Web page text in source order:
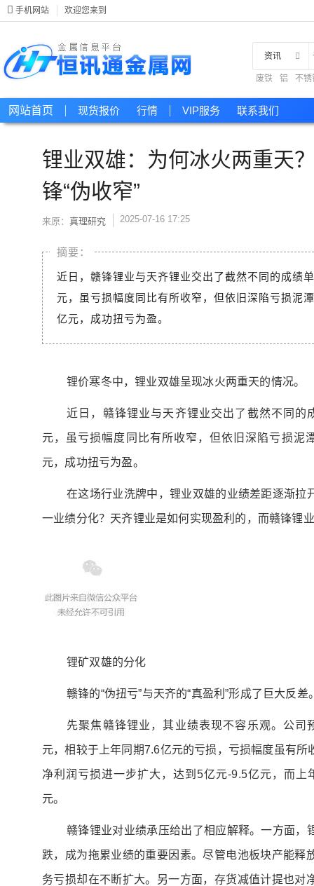
手机网站 欢迎您来到
资讯
现货
废铁 铝 不锈
网站首页 现货报价 行情 VIP服务 联系我们
锂业双雄：为何冰火两重天
锋“伪收窄”
来原： 真理研究 2025-07-16 17:25
近日，赣锋锂业与天齐锂业交出了截然不同的成绩
元，虽亏损幅度同比有所收窄，但依旧深陷亏损泥
亿元，成功扭亏为盈。
锂价寒冬中，锂业双雄呈现冰火两重天的情况。
近日，赣锋锂业与天齐锂业交出了截然不同的
元，虽亏损幅度同比有所收窄，但依旧深陷亏损泥
元，成功扭亏为盈。
在这场行业洗牌中，锂业双雄的业绩差距逐渐拉
一业绩分化？天齐锂业是如何实现盈利的，而赣锋锂
锂矿双雄的分化
赣锋的“伪扭亏”与天齐的“真盈利”形成了巨大反差
先聚焦赣锋锂业，其业绩表现不容乐观。公司
元，相较于上年同期7.6亿元的亏损，亏损幅度虽有
净利润亏损进一步扩大，达到5亿元-9.5亿元，而上
元。
赣锋锂业对业绩承压给出了相应解释。一方面，
跌，成为拖累业绩的重要因素。尽管电池板块产能释
务亏损却在不断扩大。另一方面，存货减值计提也对